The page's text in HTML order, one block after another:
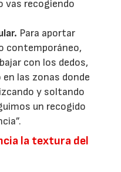
vas recogiendo
Para aportar
contemporáneo,
con los dedos,
las zonas donde
y soltando
un recogido
la textura del